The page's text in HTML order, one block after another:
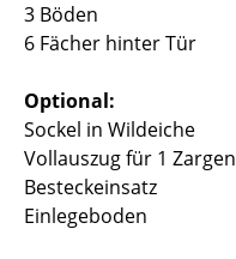
3 Böden
6 Fächer hinter Tür
Optional:
Sockel in Wildeiche
Vollauszug für 1 Zargen
Besteckeinsatz
Einlegeboden